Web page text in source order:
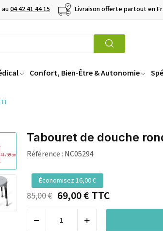
04 42 41 44 15 Livraison offerte partout en
Confort, Bien-Être & Autonomie
Tabouret de douche
Référence : NC05294
Économisez 16,00 €
85,00 € 69,00 €TTC